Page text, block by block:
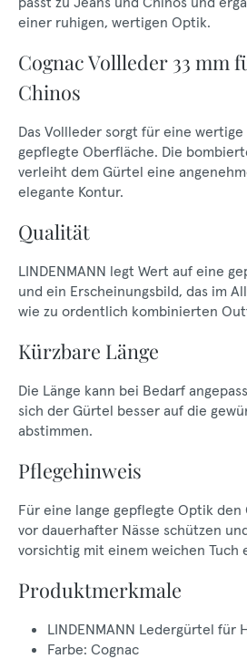
einer ruhigen, wertigen Optik.
Cognac Vollleder 33 mm
Chinos
Das Vollleder sorgt für eine
gepflegte Oberfläche. Die
verleiht dem Gürtel eine
elegante Kontur.
Qualität
LINDENMANN legt Wert auf eine
und ein Erscheinungsbild, das im
wie zu ordentlich kombinierten
Kürzbare Länge
Die Länge kann bei Bedarf
sich der Gürtel besser auf die
abstimmen.
Pflegehinweis
Für eine lange gepflegte Optik
vor dauerhafter Nässe schützen
vorsichtig mit einem weichen Tuch
Produktmerkmale
LINDENMANN Ledergürtel für
Farbe: Cognac